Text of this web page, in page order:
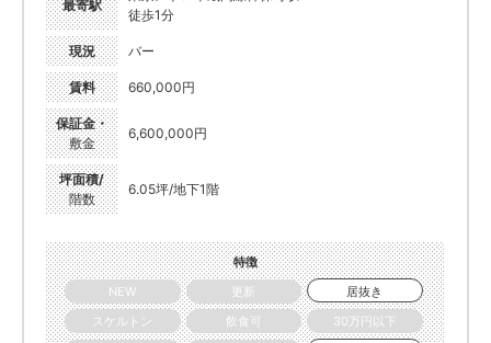
最寄駅
徒歩1分
現況 バー
賃料 660,000円
保証金・
敷金
6,600,000円
坪面積/
階数
6.05坪/地下1階
特徴
NEW
更新
居抜き
スケルトン
飲食可
30万円以下